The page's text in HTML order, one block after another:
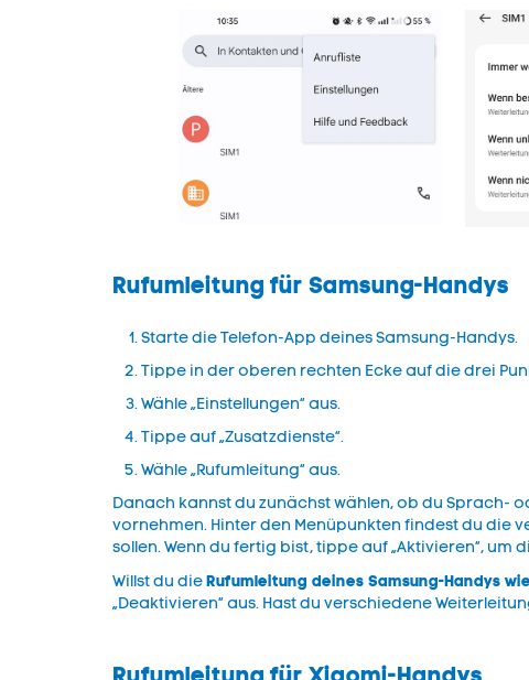
Rufumleitung für Samsung-Handys
Starte die Telefon-App deines Samsung-Handys.
Tippe in der oberen rechten Ecke auf die drei
Wähle „Einstellungen“ aus.
Tippe auf „Zusatzdienste“.
Wähle „Rufumleitung“ aus.
Danach kannst du zunächst wählen, ob du Sprach-
vornehmen. Hinter den Menüpunkten findest du die
sollen. Wenn du fertig bist, tippe auf „Aktivieren“, um
Willst du dieRufumleitung deines Samsung-Handys
„Deaktivieren“ aus. Hast du verschiedene